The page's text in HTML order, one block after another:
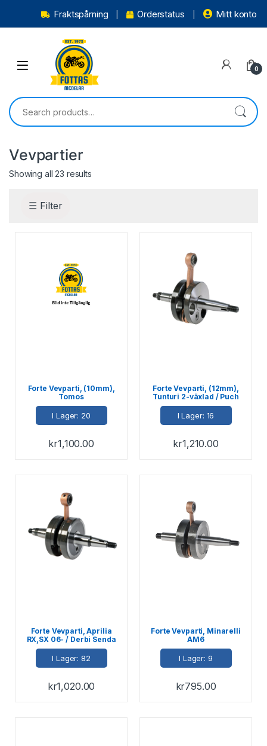
Fraktspårning Orderstatus Mitt konto
0
Vevpartier
Showing all 23 results
☰ Filter
Forte Vevparti, (10mm),
Tomos
I Lager: 20
kr1,100.00
Forte Vevparti, (12mm),
Tunturi 2-växlad / Puch
VS50LF
I Lager: 16
kr1,210.00
Forte Vevparti, Aprilia
RX,SX 06- / Derbi Senda
06- / Gilera SMT,RCR 06-
I Lager: 82
kr1,020.00
Forte Vevparti, Minarelli
AM6
I Lager: 9
kr795.00